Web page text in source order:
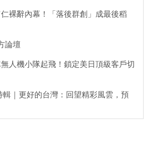
裸辭內幕！「落後群創」成最後稻
論壇
人機小隊起飛！鎖定美日頂級客戶切
｜更好的台灣：回望精彩風雲，預